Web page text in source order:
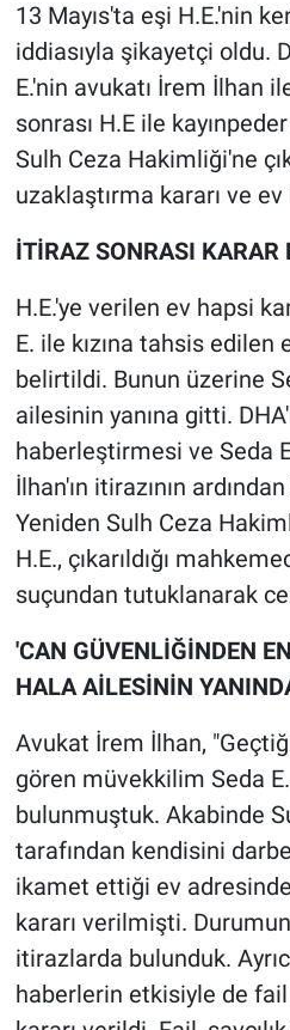
13 Mayıs'ta eşi H.E.'nin
iddiasıyla şikayetçi oldu.
E.'nin avukatı İrem İlhan
sonrası H.E ile
Sulh Ceza Hakimliği'ne
uzaklaştırma kararı ve
İTİRAZ SONRASI KARAR
H.E.'ye verilen ev hapsi
E. ile kızına tahsis edilen
belirtildi. Bunun üzerine
ailesinin yanına gitti.
haberleştirmesi ve Seda
İlhan'ın itirazının
Yeniden Sulh Ceza
H.E., çıkarıldığı
suçundan tutuklanarak
'CAN GÜVENLİĞİNDEN
HALA AİLESİNİN
Avukat İrem İlhan,
gören müvekkilim Seda
bulunmuştuk. Akabinde
tarafından kendisini
ikamet ettiği ev
kararı verilmişti.
itirazlarda bulunduk.
haberlerin etkisiyle de
Kimdir
Koronavirüs
Kültür Sanat
Popüler
Programlar
Sağlık
Spor
Teknoloji
Türkiye'nin Geleceği
Yerel Gündem
Yerel Yaşam
Canlı Yayın